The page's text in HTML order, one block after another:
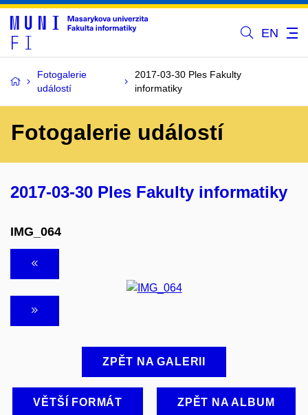
EN
Fotogalerie
událostí
2017-03-30 Ples Fakulty
informatiky
Fotogalerie událostí
2017-03-30 Ples Fakulty informatiky
IMG_064
ZPĚT NA GALERII
VĚTŠÍ FORMÁT ZPĚT NA ALBUM